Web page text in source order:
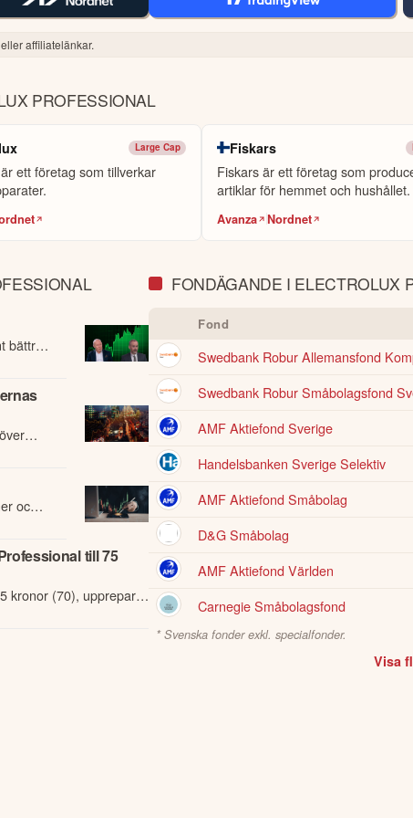
affiliatelänkar.
PROFESSIONAL
Large Cap
ett företag som tillverkar
Fiskars
Fiskars är ett företag som
artiklar för hemmet och hushållet.
Avanza Nordnet
bättre
i
och
till 75
kronor (70), upprepar
FONDÄGANDE I ELECTROLUX
Fond
Swedbank Robur Allemansfond
Swedbank Robur Småbolagsfond
AMF Aktiefond Sverige
Handelsbanken Sverige Selektiv
AMF Aktiefond Småbolag
D&G Småbolag
AMF Aktiefond Världen
Carnegie Småbolagsfond
* Svenska fonder exkl. specialfonder.
Visa